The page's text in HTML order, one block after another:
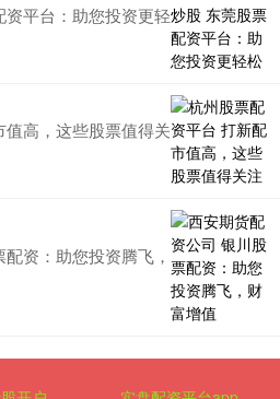
平台：助您投资更轻
高，这些股票值得关
资：助您投资腾飞，